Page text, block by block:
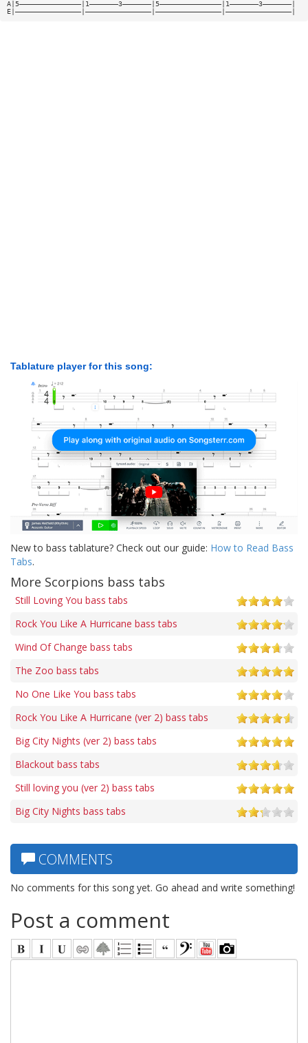
A|5———————————————|1———————3———————|5———————————————|1———————3———————|
E|————————————————|————————————————|————————————————|————————————————|
Tablature player for this song:
New to bass tablature? Check out our guide: How to Read Bass
Tabs.
More Scorpions bass tabs
Still Loving You bass tabs
Rock You Like A Hurricane bass tabs
Wind Of Change bass tabs
The Zoo bass tabs
No One Like You bass tabs
Rock You Like A Hurricane (ver 2) bass tabs
Big City Nights (ver 2) bass tabs
Blackout bass tabs
Still loving you (ver 2) bass tabs
Big City Nights bass tabs
COMMENTS
No comments for this song yet. Go ahead and write something!
Post a comment